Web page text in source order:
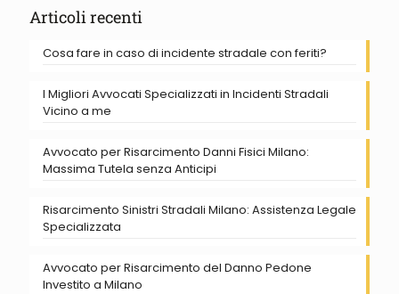
Articoli recenti
Cosa fare in caso di incidente stradale con feriti?
I Migliori Avvocati Specializzati in Incidenti Stradali
Vicino a me
Avvocato per Risarcimento Danni Fisici Milano:
Massima Tutela senza Anticipi
Risarcimento Sinistri Stradali Milano: Assistenza Legale
Specializzata
Avvocato per Risarcimento del Danno Pedone
Investito a Milano